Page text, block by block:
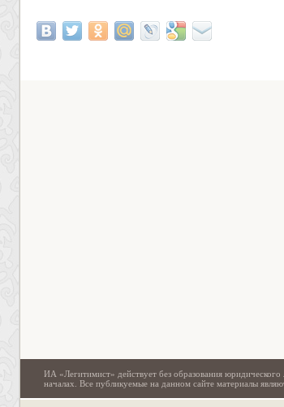
ИА «Легитимист» действует без образования юридического
началах. Все публикуемые на данном сайте материалы